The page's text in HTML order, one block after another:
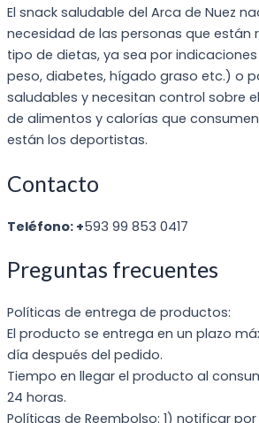
El snack saludable del Arca de Nuez
necesidad de las personas que están
tipo de dietas, ya sea por
peso, diabetes, hígado graso etc.) o
saludables y necesitan control sobre
de alimentos y calorías que
están los deportistas.
Contacto
Teléfono: +593 99 853 0417
Preguntas frecuentes
Políticas de entrega de productos:
El producto se entrega en un plazo
día después del pedido.
Tiempo en llegar el producto al
24 horas.
Políticas de Reembolso: 1) notificar